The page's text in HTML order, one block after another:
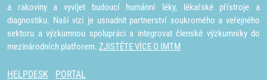
a rakoviny a vyvíjet budoucí humánní léky, lékařské přístroje a
diagnostiku. Naší vizí je usnadnit partnerství soukromého a veřejného
sektoru a výzkumnou spolupráci a integrovat členské výzkumníky do
mezinárodních platforem. ZJISTĚTE VÍCE O IMTM
HELPDESK PORTAL